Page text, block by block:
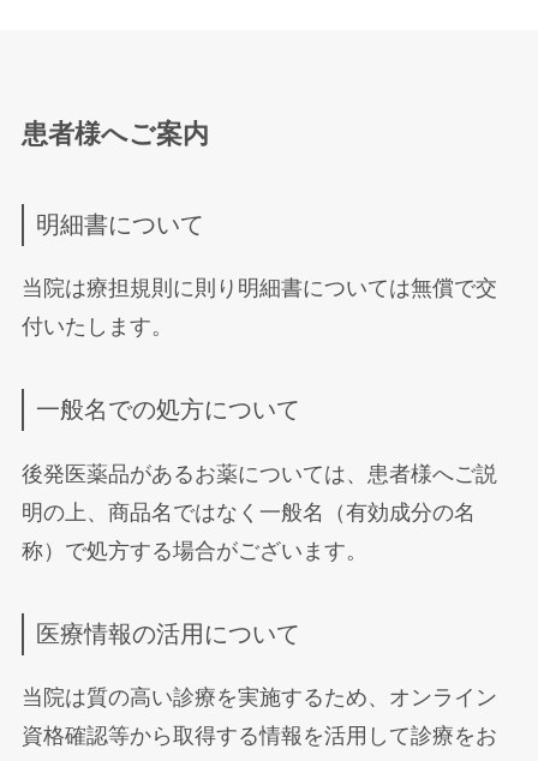
患者様へご案内
明細書について
当院は療担規則に則り明細書については無償で交
付いたします。
一般名での処方について
後発医薬品があるお薬については、患者様へご説
明の上、商品名ではなく一般名（有効成分の名
称）で処方する場合がございます。
医療情報の活用について
当院は質の高い診療を実施するため、オンライン
資格確認等から取得する情報を活用して診療をお